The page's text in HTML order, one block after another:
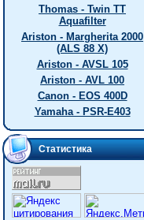
Thomas - Twin TT
Aquafilter
Ariston - Margherita 2000
(ALS 88 X)
Ariston - AVSL 105
Ariston - AVL 100
Canon - EOS 400D
Yamaha - PSR-E403
Статистика